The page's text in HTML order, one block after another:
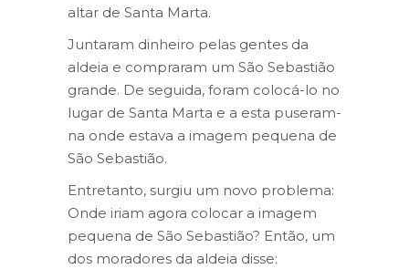
altar de Santa Marta.
Juntaram dinheiro pelas gentes da
aldeia e compraram um São Sebastião
grande. De seguida, foram colocá-lo no
lugar de Santa Marta e a esta puseram-
na onde estava a imagem pequena de
São Sebastião.
Entretanto, surgiu um novo problema:
Onde iriam agora colocar a imagem
pequena de São Sebastião? Então, um
dos moradores da aldeia disse: